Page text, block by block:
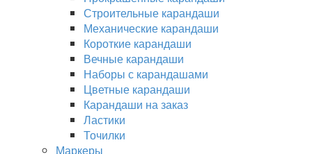
Строительные карандаши
Механические карандаши
Короткие карандаши
Вечные карандаши
Наборы с карандашами
Цветные карандаши
Карандаши на заказ
Ластики
Точилки
Маркеры